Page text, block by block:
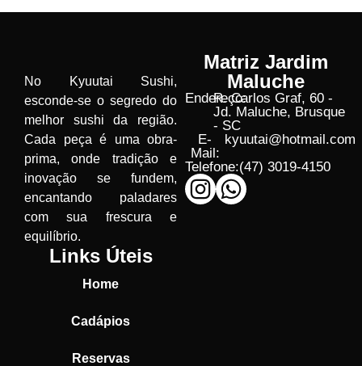
No Kyuutai Sushi,
esconde-se o segredo do
melhor sushi da região.
Cada peça é uma obra-
prima, onde tradição e
inovação se fundem,
encantando paladares
com sua frescura e
equilíbrio.
Links Úteis
Home
Cadápios
Reservas
Matriz Jardim
Maluche
Endereço:
R. Carlos Graf, 60 -
Jd. Maluche, Brusque
- SC
E-
Mail:
kyuutai@hotmail.com
Telefone:(47) 3019-4150